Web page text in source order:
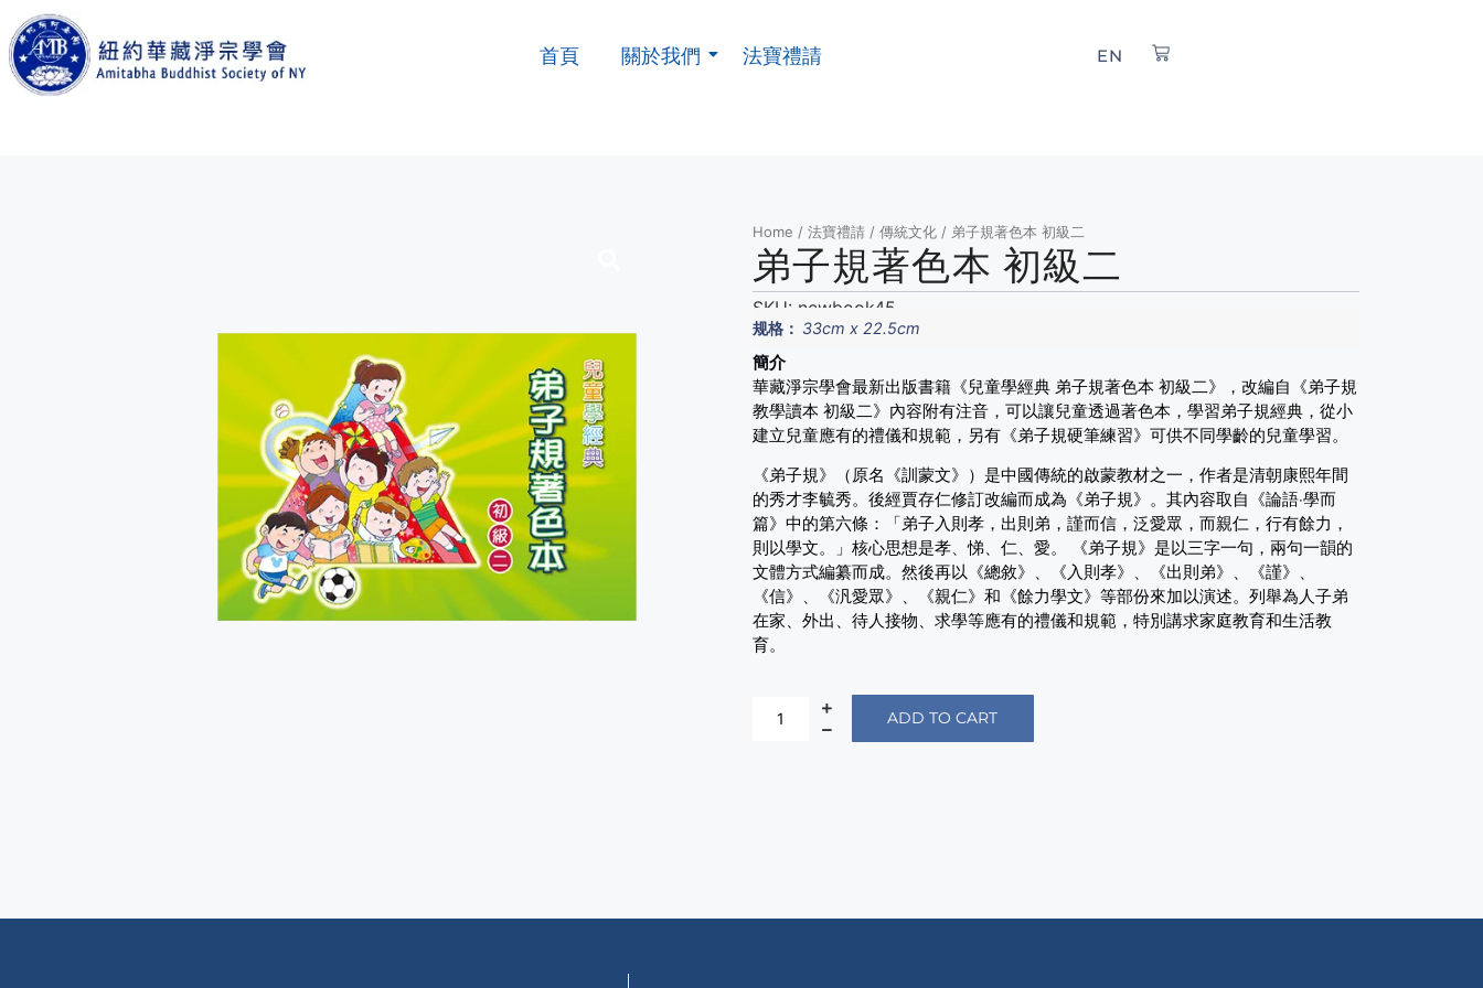
首頁 關於我們 法寶禮請 EN
Home / 法寶禮請 / 傳統文化 / 弟子規著色本 初級二
弟子規著色本 初級二
SKU: newbook45
规格： 33cm x 22.5cm
簡介
華藏淨宗學會最新出版書籍《兒童學經典 弟子規著色本 初級二》，改編自《弟子規
教學讀本 初級二》內容附有注音，可以讓兒童透過著色本，學習弟子規經典，從小
建立兒童應有的禮儀和規範，另有《弟子規硬筆練習》可供不同學齡的兒童學習。
《弟子規》（原名《訓蒙文》）是中國傳統的啟蒙教材之一，作者是清朝康熙年間
的秀才李毓秀。後經賈存仁修訂改編而成為《弟子規》。其內容取自《論語·學而
篇》中的第六條：「弟子入則孝，出則弟，謹而信，泛愛眾，而親仁，行有餘力，
則以學文。」核心思想是孝、悌、仁、愛。 《弟子規》是以三字一句，兩句一韻的
文體方式編纂而成。然後再以《總敘》、《入則孝》、《出則弟》、《謹》、
《信》、《汎愛眾》、《親仁》和《餘力學文》等部份來加以演述。列舉為人子弟
在家、外出、待人接物、求學等應有的禮儀和規範，特別講求家庭教育和生活教
育。
ADD TO CART